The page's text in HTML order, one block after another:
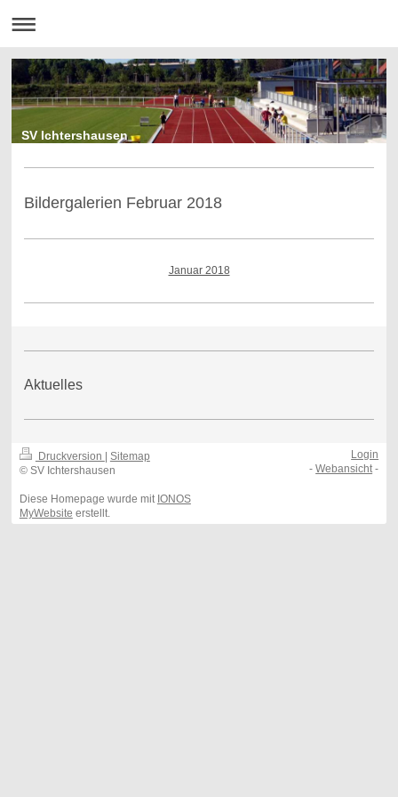
SV Ichtershausen
Bildergalerien Februar 2018
Januar 2018
Aktuelles
Druckversion | Sitemap
© SV Ichtershausen
Diese Homepage wurde mit IONOS
MyWebsite erstellt.
Login
-Webansicht -